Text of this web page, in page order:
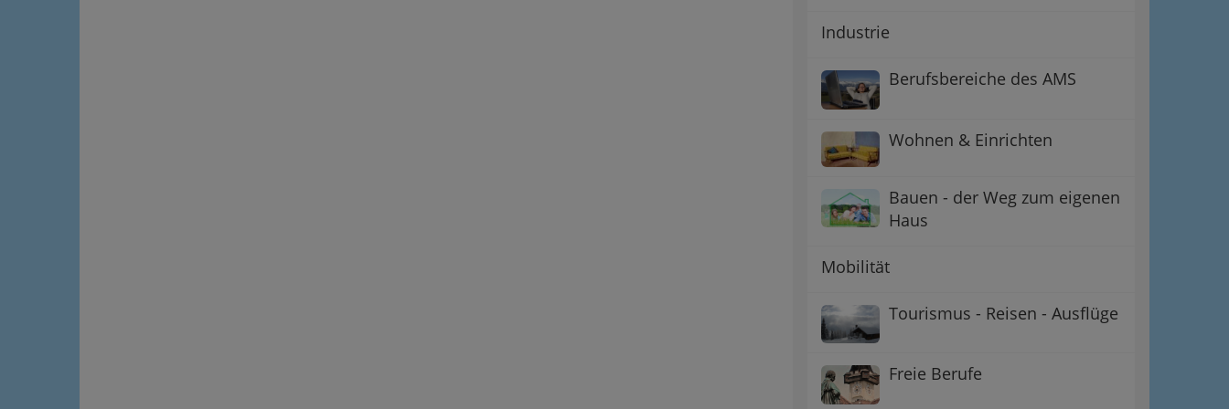
Industrie
Berufsbereiche des AMS
Wohnen & Einrichten
Bauen - der Weg zum eigenen
Haus
Mobilität
Tourismus - Reisen - Ausflüge
Freie Berufe